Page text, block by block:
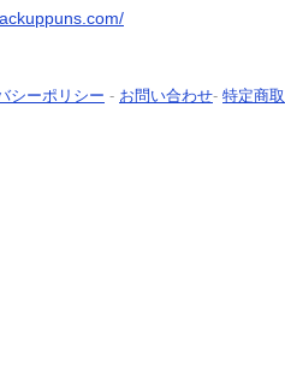
シーポリシー - お問い合わせ- 特定商